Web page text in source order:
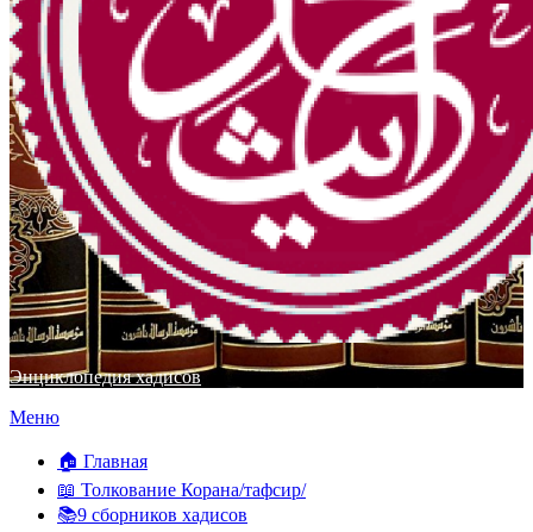
Энциклопедия хадисов
Перейти
содержимому
Меню
🏠 Главная
📖 Толкование Корана/тафсир/
📚9 сборников хадисов